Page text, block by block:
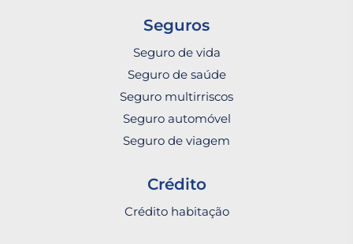
Seguros
Seguro de vida
Seguro de saúde
Seguro multirriscos
Seguro automóvel
Seguro de viagem
Crédito
Crédito habitação